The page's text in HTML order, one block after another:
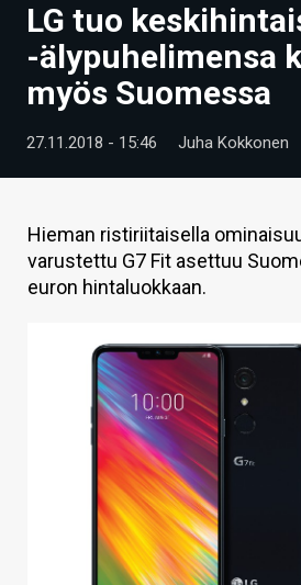
UUTISET
ARTIKKELIT
VIDEOT
TECHBBS
TIETOA
HINTA.FI
VAIHDA TEEMA
LG tuo
-älypuhelimensa
myös Suomessa
27.11.2018 - 15:46 Juha Kokkonen
Hieman ristiriitaisella
varustettu G7 Fit asettuu
euron hintaluokkaan.